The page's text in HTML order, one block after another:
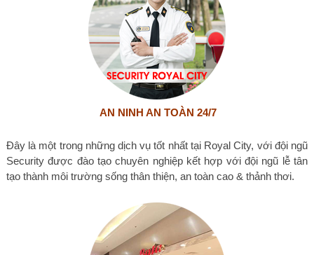
AN NINH AN TOÀN 24/7
Đây là một trong những dịch vụ tốt nhất tại Royal City, với đội ngũ
Security được đào tạo chuyên nghiệp kết hợp với đội ngũ lễ tân
tạo thành môi trường sống thân thiện, an toàn cao & thảnh thơi.